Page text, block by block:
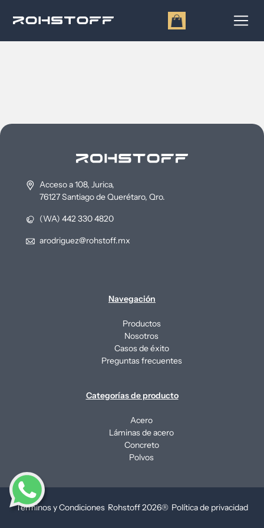
Acceso a 108, Jurica,
76127 Santiago de Querétaro, Qro.
(WA) 442 330 4820
arodriguez@rohstoff.mx
Navegación
Productos
Nosotros
Casos de éxito
Preguntas frecuentes
Categorías de producto
Acero
Láminas de acero
Concreto
Polvos
Términos y Condiciones Rohstoff 2026® Política de privacidad